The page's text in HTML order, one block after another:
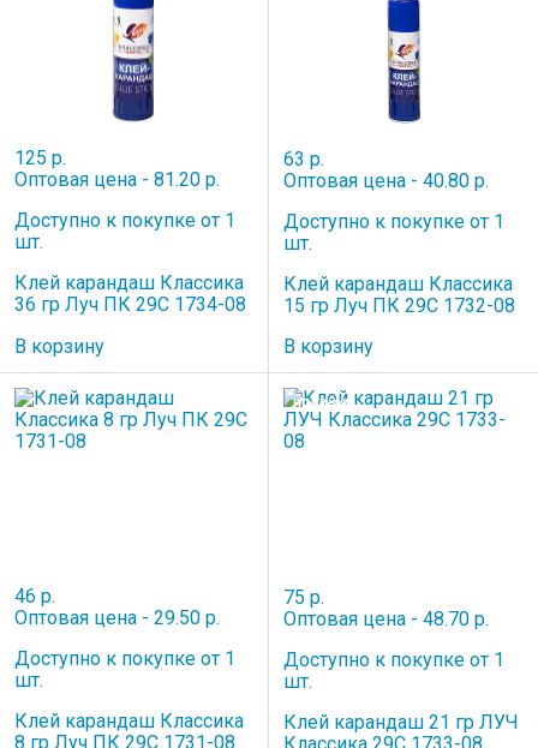
125 р.
Оптовая цена - 81.20 р.
Доступно к покупке от 1
шт.
Клей карандаш Классика
36 гр Луч ПК 29С 1734-08
В корзину
63 р.
Оптовая цена - 40.80 р.
Доступно к покупке от 1
шт.
Клей карандаш Классика
15 гр Луч ПК 29С 1732-08
В корзину
46 р.
Оптовая цена - 29.50 р.
Доступно к покупке от 1
шт.
Клей карандаш Классика
8 гр Луч ПК 29С 1731-08
75 р.
Оптовая цена - 48.70 р.
Доступно к покупке от 1
шт.
Клей карандаш 21 гр ЛУЧ
НОВИНКА